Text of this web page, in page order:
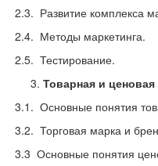
2.3. Развитие комплекса
2.4. Методы маркетинга.
2.5. Тестирование.
Товарная и
3.1. Основные понятия
3.2. Торговая марка и
3.3 Основные понятия